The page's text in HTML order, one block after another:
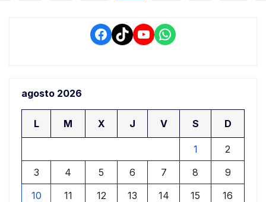
Facebook
TikTokYouTube
WhatsApp
agosto 2026
L M X J V S D
1
2
3
4 5 6 7 8
9
10
11 12 13 14 15 16